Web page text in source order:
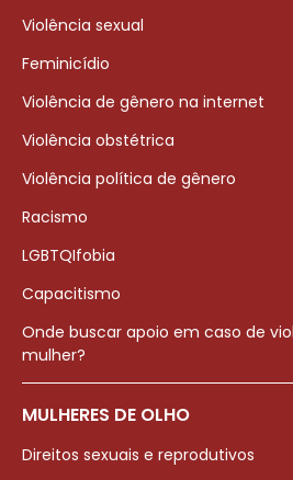
Violência sexual
Feminicídio
Violência de gênero na internet
Violência obstétrica
Violência política de gênero
Racismo
LGBTQIfobia
Capacitismo
Onde buscar apoio em caso de
mulher?
MULHERES DE OLHO
Direitos sexuais e reprodutivos